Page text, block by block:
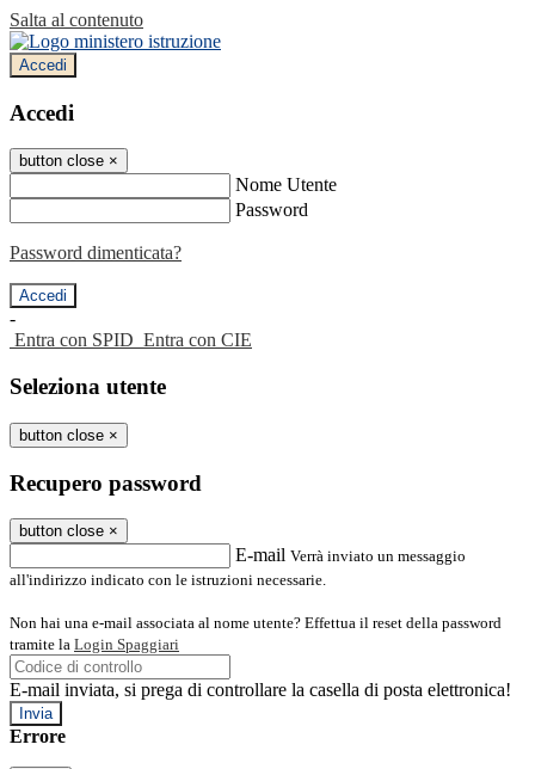
Salta al contenuto
Accedi
Accedi
button close ×
Nome Utente
Password
Password dimenticata?
-
Entra con SPID Entra con CIE
Seleziona utente
button close ×
Recupero password
button close ×
E-mail Verrà inviato un messaggio
all'indirizzo indicato con le istruzioni necessarie.
Non hai una e-mail associata al nome utente? Effettua il reset della password
tramite la Login Spaggiari
E-mail inviata, si prega di controllare la casella di posta elettronica!
Errore